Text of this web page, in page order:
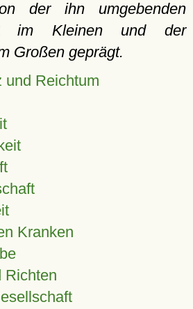
der ihn umgebenden
im Kleinen und der
Großen geprägt.
und Reichtum
Kranken
Richten